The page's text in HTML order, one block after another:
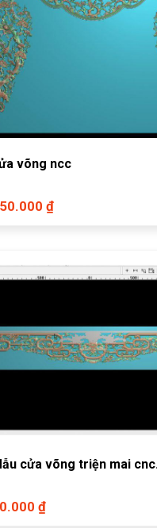
võng ncc
₫
cửa võng triện mai
₫